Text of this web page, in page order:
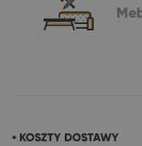
• KOSZTY DOSTAWY